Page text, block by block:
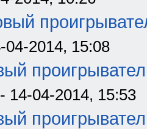
04-2014, 15:08
- 14-04-2014, 15:53